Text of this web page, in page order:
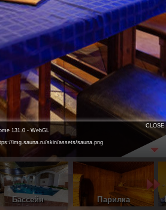
Бассейн Парилка
131.0 - WebGL
img.sauna.ru/skin/assets/sauna.png
CLOSE